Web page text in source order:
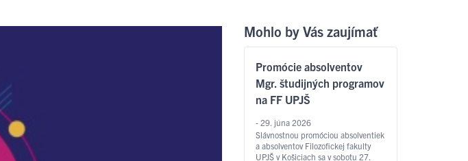
Mohlo by Vás zaujímať
Promócie absolventov
Mgr. študijných programov
na FF UPJŠ
- 29. júna 2026
Slávnostnou promóciou absolventiek
a absolventov Filozofickej fakulty
UPJŠ v Košiciach sa v sobotu 27.